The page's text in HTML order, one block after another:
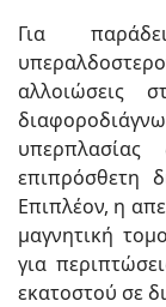
Για
αλλοιώσεις
επιπρόσθετη
Επιπλέον, η
μαγνητική
για
εκατοστού σε